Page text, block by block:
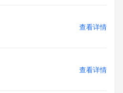
查看详情
查看详情